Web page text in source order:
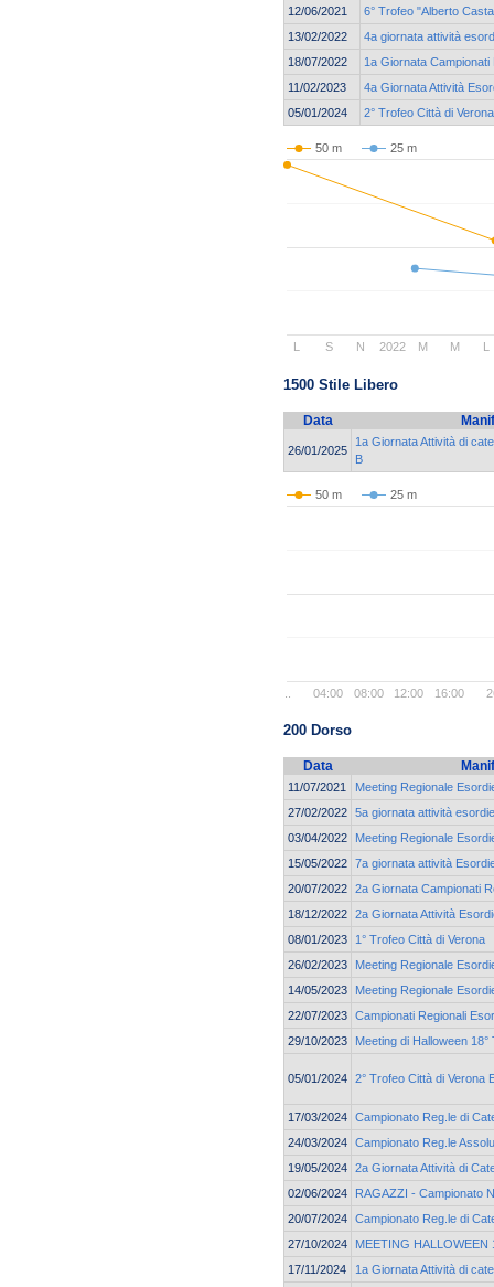
12/06/2021
6° Trofeo "Alberto
13/02/2022
4a giornata attività
18/07/2022
1a Giornata Campionati
11/02/2023
4a Giornata Attività
05/01/2024
2° Trofeo Città di
50 m 25 m
2022
S N M M
1500 Stile Libero
Data
26/01/2025
1a Giornata Attività di
B
50 m 25 m
04:00 08:00 12:00 16:00
200 Dorso
Data
11/07/2021
Meeting Regionale
27/02/2022 5a giornata attività
03/04/2022
Meeting Regionale
15/05/2022 7a giornata attività
20/07/2022 2a Giornata Campionati
18/12/2022 2a Giornata Attività
08/01/2023
1° Trofeo Città di Verona
26/02/2023
Meeting Regionale
14/05/2023
Meeting Regionale
22/07/2023 Campionati Regionali
29/10/2023
Meeting di Halloween
05/01/2024 2° Trofeo Città di Verona
17/03/2024 Campionato Reg.le di
24/03/2024 Campionato Reg.le
19/05/2024 2a Giornata Attività di
02/06/2024
RAGAZZI - Campionato
20/07/2024 Campionato Reg.le di
27/10/2024
MEETING HALLOWEEN
17/11/2024
1a Giornata Attività di